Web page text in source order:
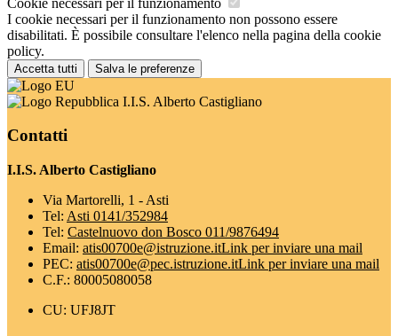
I cookie necessari per il funzionamento non possono essere
disabilitati. È possibile consultare l'elenco nella pagina della cookie
policy.
Accetta tutti Salva le preferenze
I.I.S. Alberto Castigliano
Contatti
I.I.S. Alberto Castigliano
Via Martorelli, 1 - Asti
Tel: Asti 0141/352984
Tel: Castelnuovo don Bosco 011/9876494
Email: atis00700e@istruzione.itLink per inviare una mail
PEC: atis00700e@pec.istruzione.itLink per inviare una mail
C.F.: 80005080058
CU: UFJ8JT